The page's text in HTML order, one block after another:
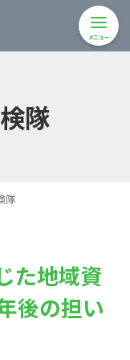
メニュー
隊
隊
た地域資
後の担い